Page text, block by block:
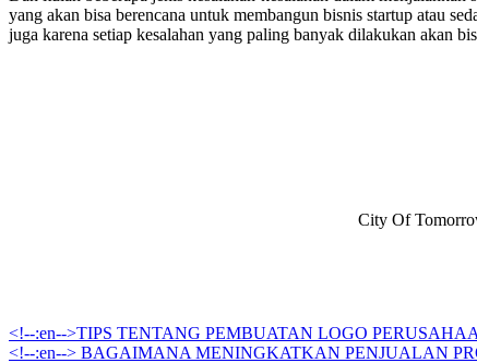
yang akan bisa berencana untuk membangun bisnis startup atau
juga karena setiap kesalahan yang paling banyak dilakukan akan
City Of
<!--:en-->TIPS TENTANG PEMBUATAN LOGO
<!--:en--> BAGAIMANA MENINGKATKAN PENJUALAN